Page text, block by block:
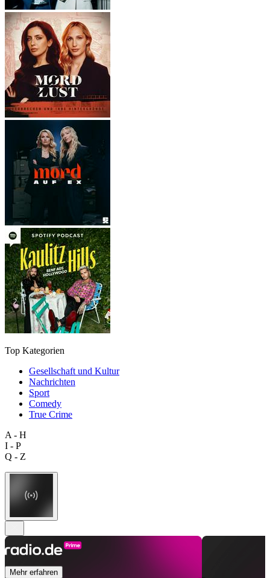
Top Kategorien
Gesellschaft und Kultur
Nachrichten
Sport
Comedy
True Crime
A - H
I - P
Q - Z
Mehr erfahren